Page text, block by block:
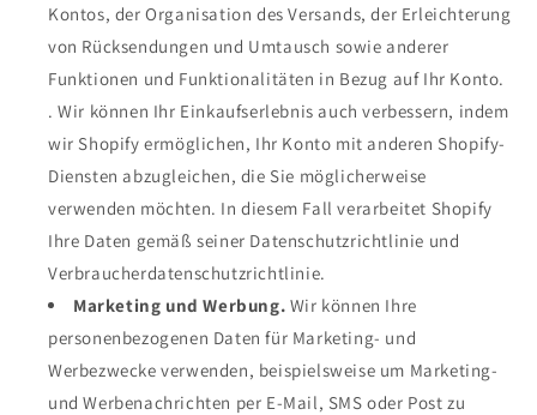
Kontos, der Organisation des Versands, der Erleichterung
von Rücksendungen und Umtausch sowie anderer
Funktionen und Funktionalitäten in Bezug auf Ihr Konto.
. Wir können Ihr Einkaufserlebnis auch verbessern, indem
wir Shopify ermöglichen, Ihr Konto mit anderen Shopify-
Diensten abzugleichen, die Sie möglicherweise
verwenden möchten. In diesem Fall verarbeitet Shopify
Ihre Daten gemäß seiner Datenschutzrichtlinie und
Verbraucherdatenschutzrichtlinie.
Marketing und Werbung. Wir können Ihre
personenbezogenen Daten für Marketing- und
Werbezwecke verwenden, beispielsweise um Marketing-
und Werbenachrichten per E-Mail, SMS oder Post zu